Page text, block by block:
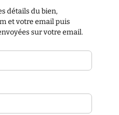
détails du bien,
et votre email puis
sur votre email.